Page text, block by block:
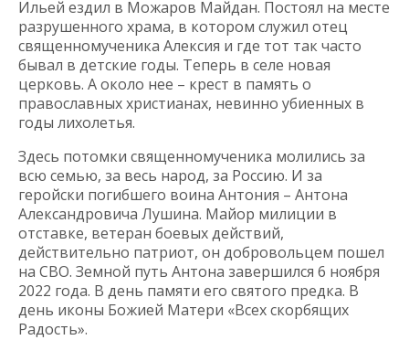
Ильей ездил в Можаров Майдан. Постоял на месте
разрушенного храма, в котором служил отец
священномученика Алексия и где тот так часто
бывал в детские годы. Теперь в селе новая
церковь. А около нее – крест в память о
православных христианах, невинно убиенных в
годы лихолетья.
Здесь потомки священномученика молились за
всю семью, за весь народ, за Россию. И за
геройски погибшего воина Антония – Антона
Александровича Лушина. Майор милиции в
отставке, ветеран боевых действий,
действительно патриот, он добровольцем пошел
на СВО. Земной путь Антона завершился 6 ноября
2022 года. В день памяти его святого предка. В
день иконы Божией Матери «Всех скорбящих
Радость».